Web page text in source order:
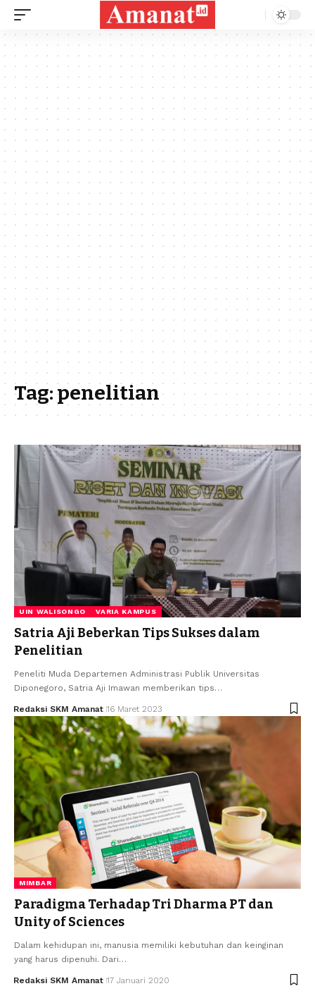
Tag:penelitian
UIN WALISONGO VARIA KAMPUS
Satria Aji Beberkan Tips Sukses dalam
Penelitian
Peneliti Muda Departemen Administrasi Publik Universitas
Diponegoro, Satria Aji Imawan memberikan tips…
Redaksi SKM Amanat 16 Maret 2023
MIMBAR
Paradigma Terhadap Tri Dharma PT dan
Unity of Sciences
Dalam kehidupan ini, manusia memiliki kebutuhan dan keinginan
yang harus dipenuhi. Dari…
Redaksi SKM Amanat 17 Januari 2020